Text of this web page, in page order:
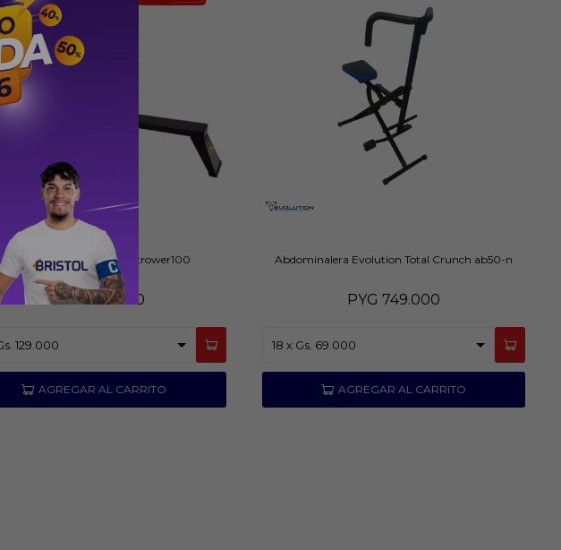
Equipo de Remo Athletic Atrower100
PYG 1.354.000
Abdominalera Evolution Total Crunch ab50-n
PYG 749.000